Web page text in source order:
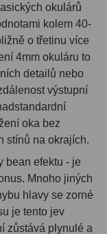
okulárů
kolem 40-
o třetinu více
4mm okuláru to
detailů nebo
výstupní
oka bez
stínů na okrajích.
bean efektu - je
Mnoho jiných
hlavy se zorné
je tento jev
zůstává plynulé a